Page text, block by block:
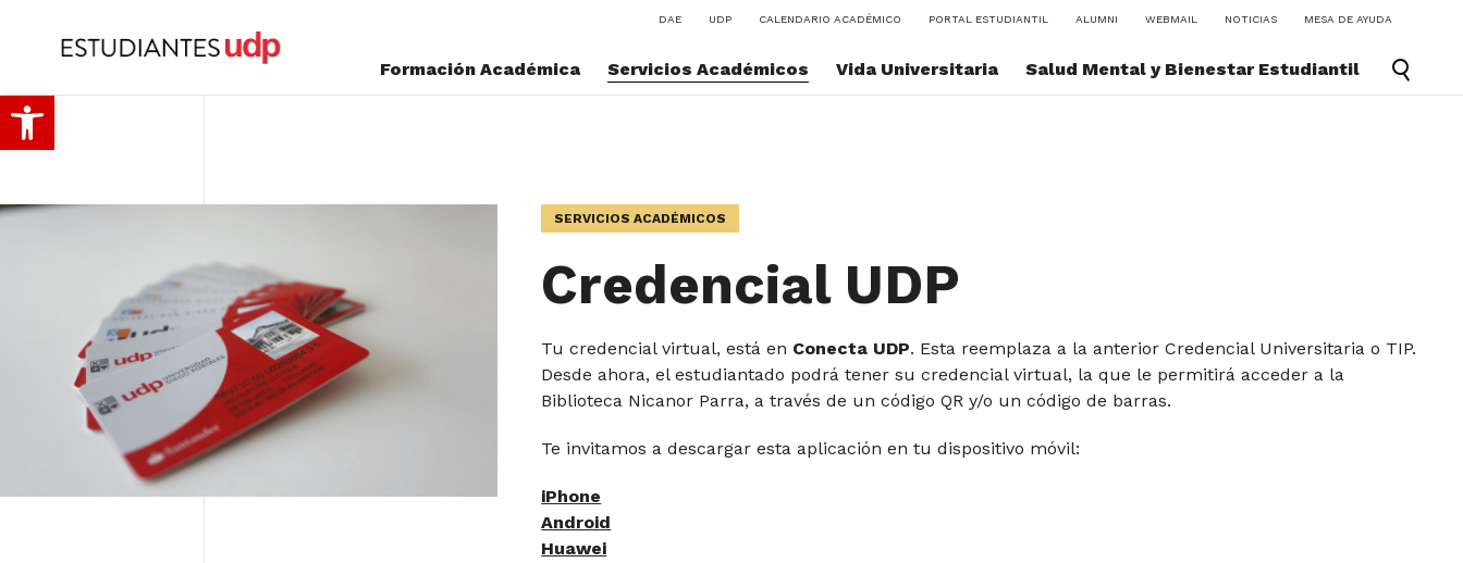
Abrir barra de herramientas
DAE UDP CALENDARIO ACADÉMICO PORTAL ESTUDIANTIL ALUMNI WEBMAIL NOTICIAS MESA DE AYUDA
Formación Académica Servicios Académicos Vida Universitaria Salud Mental y Bienestar Estudiantil
SERVICIOS ACADÉMICOS
Credencial UDP
Tu credencial virtual, está en Conecta UDP. Esta reemplaza a la anterior Credencial Universitaria o TIP.
Desde ahora, el estudiantado podrá tener su credencial virtual, la que le permitirá acceder a la
Biblioteca Nicanor Parra, a través de un código QR y/o un código de barras.
Te invitamos a descargar esta aplicación en tu dispositivo móvil:
iPhone
Android
Huawei